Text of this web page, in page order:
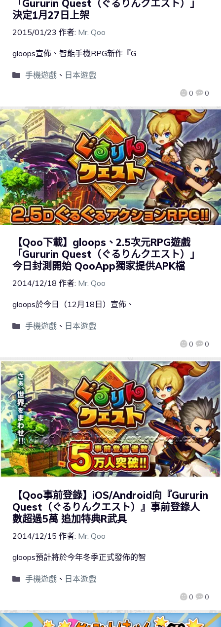
「Gururin Quest（ぐるりんクエスト）」
決定1月27日上架
2015/01/23 作者: Mr. Qoo
0 0
gloops宣佈、智能手機RPG新作『G
手機遊戲、 日本遊戲
【Qoo下載】gloops、2.5次元RPG遊戲
「Gururin Quest（ぐるりんクエスト）」
今日封測開始 QooApp獨家提供APK檔
2014/12/18 作者: Mr. Qoo
0 0
gloops於今日（12月18日）宣佈、
手機遊戲、 日本遊戲
【Qoo事前登錄】iOS/Android向『Gururin
Quest（ぐるりんクエスト）』事前登錄人
數超過5萬 追加特典R武具
2014/12/15 作者: Mr. Qoo
0 0
gloops預計將於今年冬季正式發佈的智
手機遊戲、 日本遊戲